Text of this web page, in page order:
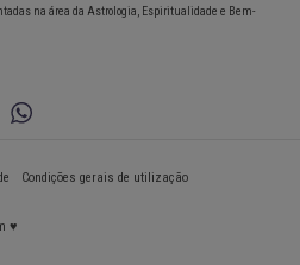
na área da Astrologia, Espiritualidade e Bem-
Condições gerais de utilização
♥